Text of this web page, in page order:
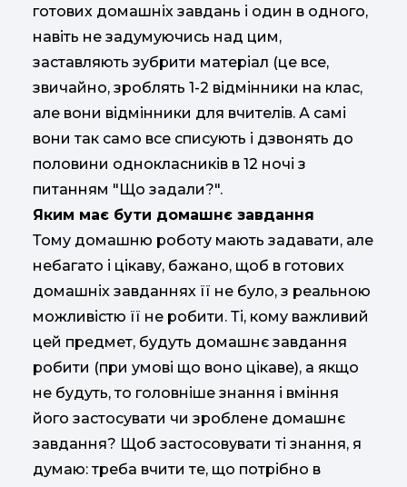
готових домашніх завдань і один в одного,
навіть не задумуючись над цим,
заставляють зубрити матеріал (це все,
звичайно, зроблять 1-2 відмінники на клас,
але вони відмінники для вчителів. А самі
вони так само все списують і дзвонять до
половини однокласників в 12 ночі з
питанням "Що задали?".
Яким має бути домашнє завдання
Тому домашню роботу мають задавати, але
небагато і цікаву, бажано, щоб в готових
домашніх завданнях її не було, з реальною
можливістю її не робити. Ті, кому важливий
цей предмет, будуть домашнє завдання
робити (при умові що воно цікаве), а якщо
не будуть, то головніше знання і вміння
його застосувати чи зроблене домашнє
завдання? Щоб застосовувати ті знання, я
думаю: треба вчити те, що потрібно в